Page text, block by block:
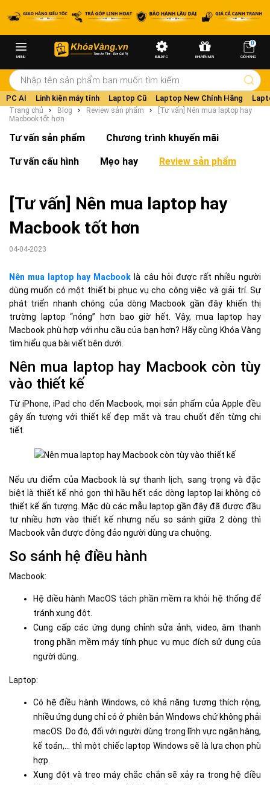
MENU BUILD PC KHUYẾN MÃI
0
GIỎ HÀNG
PC AI Linh kiện máy tính Laptop Cũ Laptop New Chính Hãng
Trang chủ Blog Review sản phẩm
[Tư vấn] Nên mua laptop hay
Macbook tốt hơn
Tư vấn sản phẩm Chương trình khuyến mãi
Tư vấn cấu hình Mẹo hay Review sản phẩm
[Tư vấn] Nên mua laptop hay
Macbook tốt hơn
04-04-2023
Nên mua laptop hay Macbook là câu hỏi được rất nhiều người
dùng muốn có một thiết bị phục vụ cho công việc và giải trí. Sự
phát triển nhanh chóng của dòng Macbook gần đây khiến thị
trường laptop “nóng” hơn bao giờ hết. Vậy, mua laptop hay
Macbook phù hợp với nhu cầu của bạn hơn? Hãy cùng Khóa Vàng
tìm hiểu qua bài viết bên dưới.
Nên mua laptop hay Macbook còn tùy
vào thiết kế
Từ iPhone, iPad cho đến Macbook, mọi sản phẩm của Apple đều
gây ấn tượng với thiết kế đẹp mắt và trau chuốt đến từng chi
tiết.
Nếu ưu điểm của Macbook là sự thanh lịch, sang trọng và đặc
biệt là thiết kế nhỏ gọn thì hầu hết các dòng laptop lại không có
thiết kế ấn tượng. Mặc dù các mẫu laptop gần đây đã được đầu
tư nhiều hơn vào thiết kế nhưng nếu so sánh giữa 2 dòng thì
Macbook vẫn được đông đảo người dùng ưa chuộng.
So sánh hệ điều hành
Macbook:
Hệ điều hành MacOS tách phần mềm ra khỏi hệ thống để
tránh xung đột.
Cung cấp các ứng dụng chỉnh sửa ảnh, video, âm thanh
trong phần mềm máy tính phục vụ mục đích sử dụng của
người dùng.
Laptop:
Có hệ điều hành Windows, có khả năng tương thích rộng,
nhiều ứng dụng chỉ có ở phiên bản Windows chứ không phải
macOS. Do đó, đối với người dùng trong lĩnh vực ngân hàng,
kế toán,... thì một chiếc laptop Windows sẽ là lựa chọn phù
hợp.
Xung đột và treo máy chắc chắn sẽ xảy ra trong hệ điều